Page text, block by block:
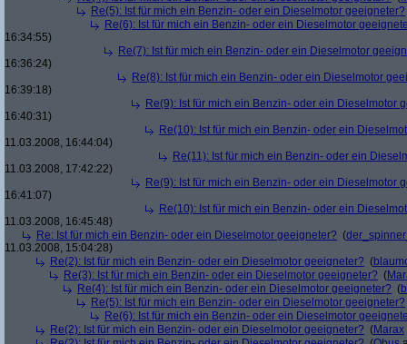
Re(5): Ist für mich ein Benzin- oder ein Dieselmotor geeigneter?
Re(6): Ist für mich ein Benzin- oder ein Dieselmotor
16:34:55)
Re(7): Ist für mich ein Benzin- oder ein Dieselmotor
16:36:24)
Re(8): Ist für mich ein Benzin- oder ein Dieselmotor
16:39:18)
Re(9): Ist für mich ein Benzin- oder ein Dieselmotor
16:40:31)
Re(10): Ist für mich ein Benzin- oder ein
11.03.2008, 16:44:04)
Re(11): Ist für mich ein Benzin- oder ein
11.03.2008, 17:42:22)
Re(9): Ist für mich ein Benzin- oder ein Dieselmotor
16:41:07)
Re(10): Ist für mich ein Benzin- oder ein
11.03.2008, 16:45:48)
Re: Ist für mich ein Benzin- oder ein Dieselmotor geeigneter? (
11.03.2008, 15:04:28)
Re(2): Ist für mich ein Benzin- oder ein Dieselmotor geeigneter? (
Re(3): Ist für mich ein Benzin- oder ein Dieselmotor geeigneter? (
Re(4): Ist für mich ein Benzin- oder ein Dieselmotor geeigneter? (
Re(5): Ist für mich ein Benzin- oder ein Dieselmotor geeigneter?
Re(6): Ist für mich ein Benzin- oder ein Dieselmotor
Re(2): Ist für mich ein Benzin- oder ein Dieselmotor geeigneter? (Marax